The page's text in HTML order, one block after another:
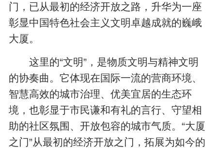
门，已从最初的经济开放之路，升华为一座
彰显中国特色社会主义文明卓越成就的巍峨
大厦。
这里的“文明”，是物质文明与精神文明
的协奏曲。它体现在国际一流的营商环境、
智慧高效的城市治理、优美宜居的生态环
境，也彰显于市民谦和有礼的言行、守望相
助的社区氛围、开放包容的城市气质。“大厦
之门”从最初的经济开放之门，拓展为如今的